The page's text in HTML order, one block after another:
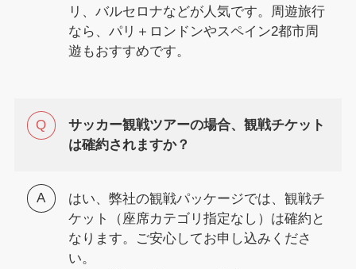
リ、バルセロナなどが人気です。周遊旅行
なら、パリ＋ロンドンやスペイン2都市周
遊もおすすめです。
サッカー観戦ツアーの場合、観戦チケット
は確約されますか？
はい、弊社の観戦パッケージでは、観戦チ
ケット（座席カテゴリ指定なし）は確約と
なります。ご安心してお申し込みくださ
い。